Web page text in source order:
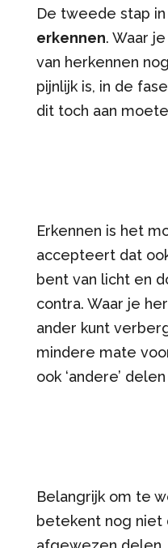
De tweede stap
erkennen. Waar
van herkennen
pijnlijk is, in de
dit toch aan
Erkennen is het
accepteert dat
bent van licht en
contra. Waar je
ander kunt
mindere mate
ook ‘andere’
Belangrijk om te
betekent nog niet